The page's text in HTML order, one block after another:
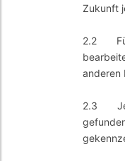
Zukunft
2.2
anderen
2.3